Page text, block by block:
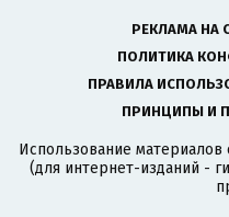
РЕКЛАМА НА
ПОЛИТИКА
ПРАВИЛА
ПРИНЦИПЫ И
Использование материалов
(для интернет-изданий -